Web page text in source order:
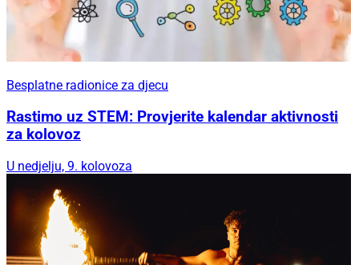
Besplatne radionice za djecu
Rastimo uz STEM: Provjerite kalendar aktivnosti
za kolovoz
U nedjelju, 9. kolovoza